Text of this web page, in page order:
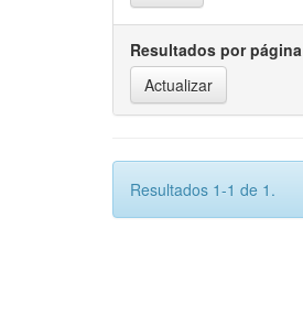
Resultados por página
Resultados 1-1 de 1.